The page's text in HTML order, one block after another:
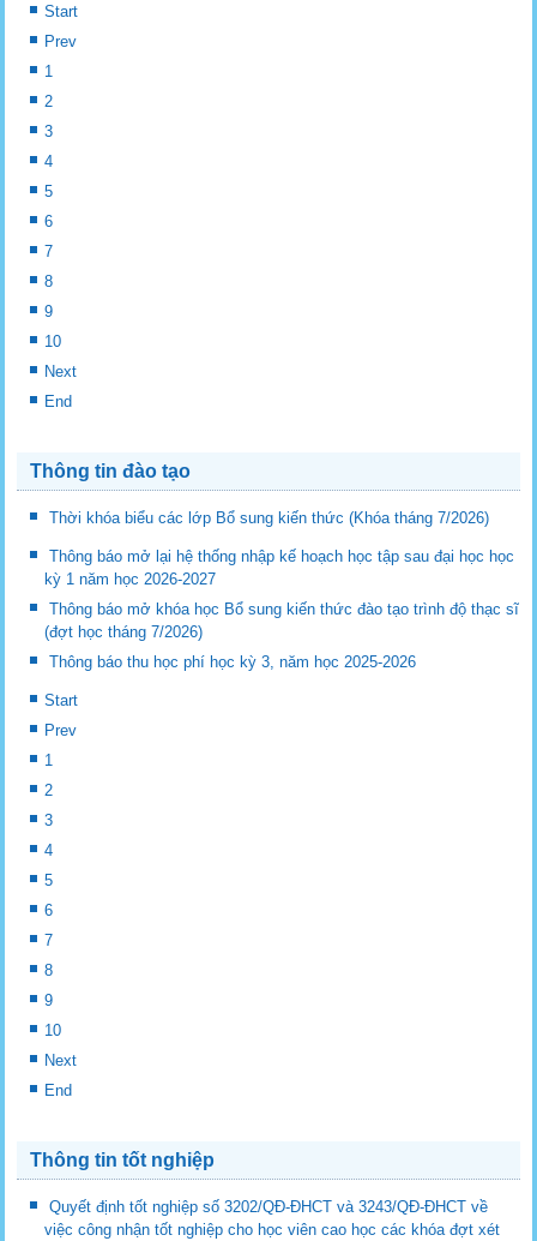
Start
Prev
1
2
3
4
5
6
7
8
9
10
Next
End
Thông tin đào tạo
Thời khóa biểu các lớp Bổ sung kiến thức (Khóa tháng 7/2026)
Thông báo mở lại hệ thống nhập kế hoạch học tập sau đại học học
kỳ 1 năm học 2026-2027
Thông báo mở khóa học Bổ sung kiến thức đào tạo trình độ thạc sĩ
(đợt học tháng 7/2026)
Thông báo thu học phí học kỳ 3, năm học 2025-2026
Start
Prev
1
2
3
4
5
6
7
8
9
10
Next
End
Thông tin tốt nghiệp
Quyết định tốt nghiệp số 3202/QĐ-ĐHCT và 3243/QĐ-ĐHCT về
việc công nhận tốt nghiệp cho học viên cao học các khóa đợt xét